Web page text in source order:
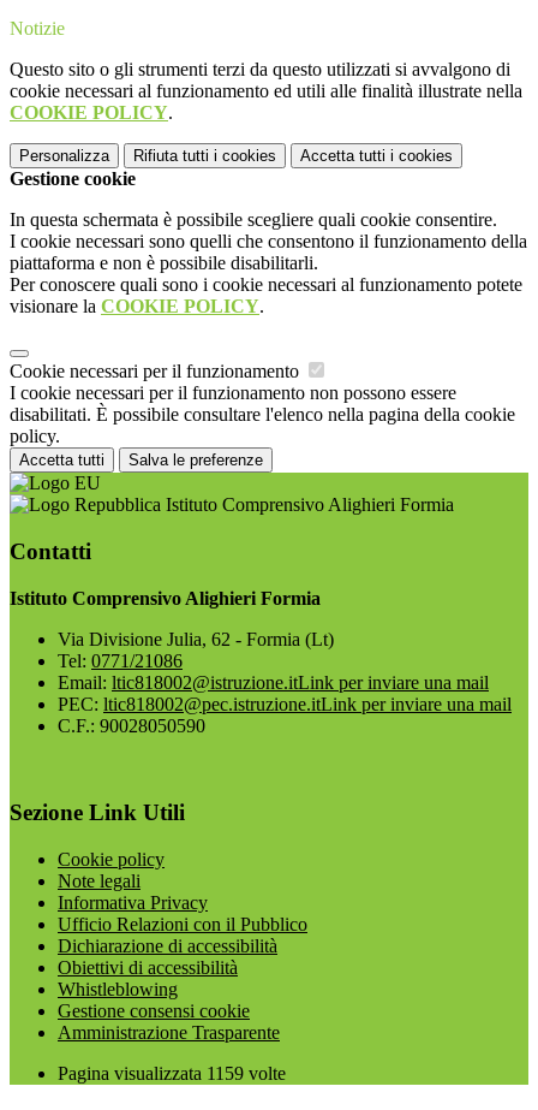
Notizie
Questo sito o gli strumenti terzi da questo utilizzati si avvalgono di
cookie necessari al funzionamento ed utili alle finalità illustrate nella
COOKIE POLICY.
Personalizza Rifiuta tutti i cookies Accetta tutti i cookies
Gestione cookie
In questa schermata è possibile scegliere quali cookie consentire.
I cookie necessari sono quelli che consentono il funzionamento della
piattaforma e non è possibile disabilitarli.
Per conoscere quali sono i cookie necessari al funzionamento potete
visionare la COOKIE POLICY.
Cookie necessari per il funzionamento
I cookie necessari per il funzionamento non possono essere
disabilitati. È possibile consultare l'elenco nella pagina della cookie
policy.
Accetta tutti Salva le preferenze
Istituto Comprensivo Alighieri Formia
Contatti
Istituto Comprensivo Alighieri Formia
Via Divisione Julia, 62 - Formia (Lt)
Tel: 0771/21086
Email: ltic818002@istruzione.itLink per inviare una mail
PEC: ltic818002@pec.istruzione.itLink per inviare una mail
C.F.: 90028050590
Sezione Link Utili
Cookie policy
Note legali
Informativa Privacy
Ufficio Relazioni con il Pubblico
Dichiarazione di accessibilità
Obiettivi di accessibilità
Whistleblowing
Gestione consensi cookie
Amministrazione Trasparente
Pagina visualizzata 1159 volte